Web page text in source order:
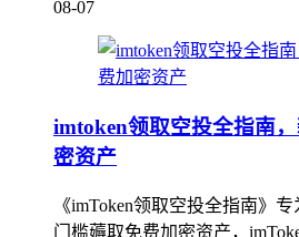
08-07
imtoken领取空投全指南
密资产
《imToken领取空投全指南》
门槛薅取免费加密资产，